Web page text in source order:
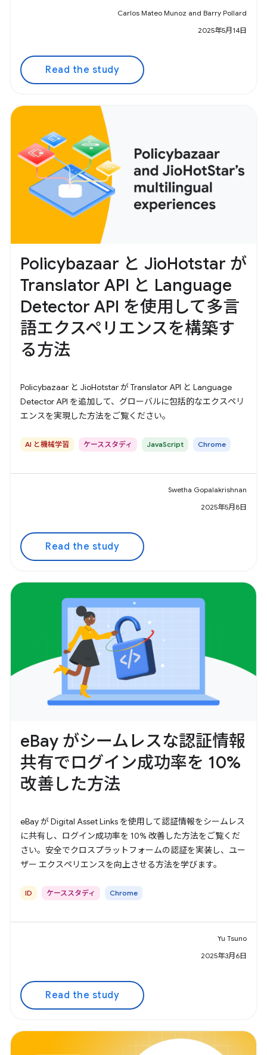
Carlos Mateo Munoz and Barry Pollard
2025年5月14日
Read the study
Policybazaar と JioHotstar が
Translator API と Language
Detector API を使用して多言
語エクスペリエンスを構築す
る方法
Policybazaar と JioHotstar が Translator API と Language
Detector API を追加して、グローバルに包括的なエクスペリ
エンスを実現した方法をご覧ください。
AI と機械学習 ケーススタディ JavaScript Chrome
Swetha Gopalakrishnan
2025年5月8日
Read the study
eBay がシームレスな認証情報
共有でログイン成功率を 10%
改善した方法
eBay が Digital Asset Links を使用して認証情報をシームレス
に共有し、ログイン成功率を 10% 改善した方法をご覧くだ
さい。安全でクロスプラットフォームの認証を実装し、ユー
ザー エクスペリエンスを向上させる方法を学びます。
ID ケーススタディ Chrome
Yu Tsuno
2025年3月6日
Read the study